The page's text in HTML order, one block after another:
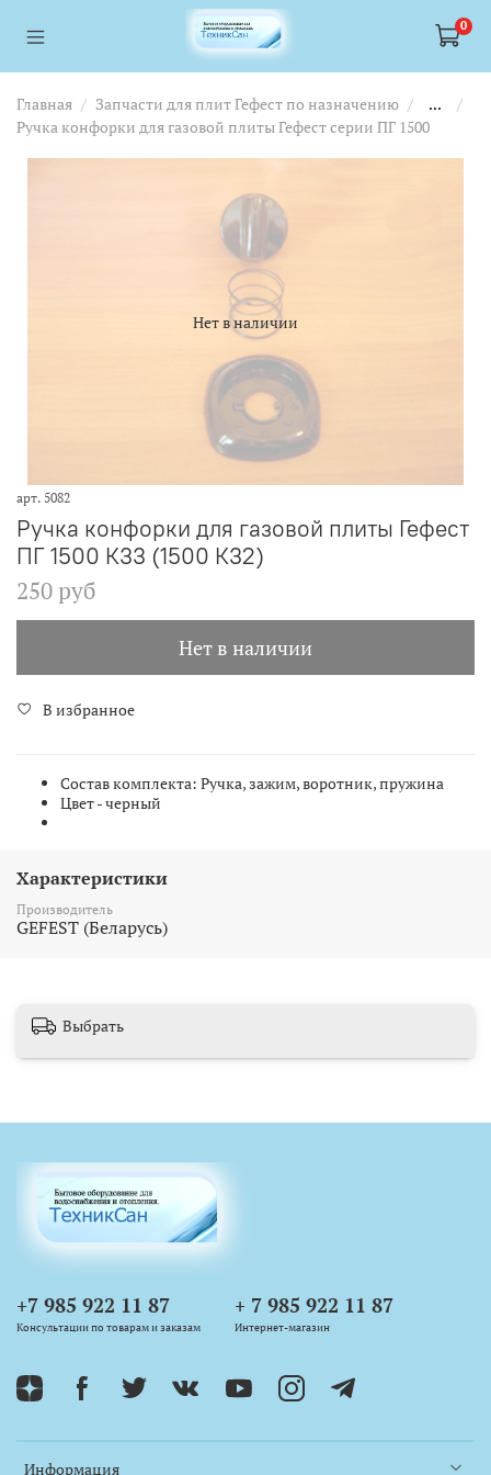
0
Главная Запчасти для плит Гефест по назначению
...
Ручка конфорки для газовой плиты Гефест серии ПГ 1500
Нет в наличии
арт. 5082
Ручка конфорки для газовой плиты Гефест
ПГ 1500 К33 (1500 К32)
250 руб
Нет в наличии
В избранное
Состав комплекта: Ручка, зажим, воротник, пружина
Цвет - черный
Характеристики
Производитель
GEFEST (Беларусь)
Выбрать
Информация
+7 985 922 11 87
Консультации по товарам и заказам
+ 7 985 922 11 87
Интернет-магазин
<a href="https://webmaster.yandex.ru/siteinfo/?site=https://
<a href="https://webmaster.yandex.ru/siteinfo/?site=https://